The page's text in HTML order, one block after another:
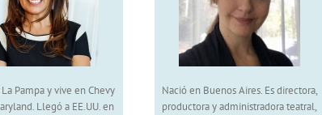
Pampa y vive en Chevy
Llegó a EE.UU. en
Nació en Buenos Aires. Es directora,
productora y administradora teatral,